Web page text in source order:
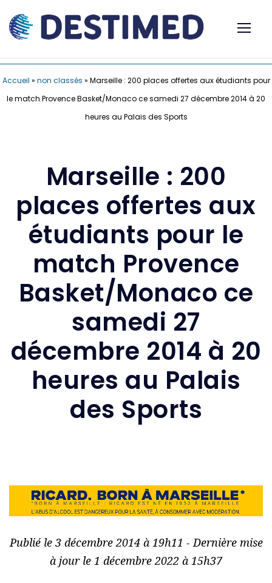
Accueil » non classés » Marseille : 200 places offertes aux étudiants pour
le match Provence Basket/Monaco ce samedi 27 décembre 2014 à 20
heures au Palais des Sports
Marseille : 200
places offertes aux
étudiants pour le
match Provence
Basket/Monaco ce
samedi 27
décembre 2014 à 20
heures au Palais
des Sports
Publié le 3 décembre 2014 à 19h11 - Dernière mise
à jour le 1 décembre 2022 à 15h37